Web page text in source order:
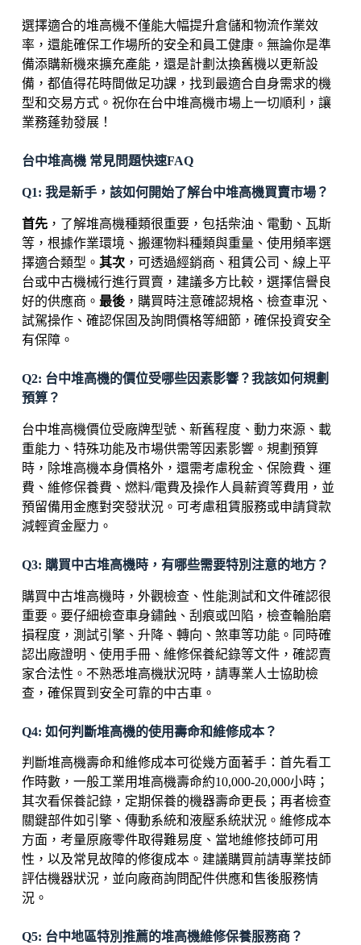
選擇適合的堆高機不僅能大幅提升倉儲和物流作業效
率，還能確保工作場所的安全和員工健康。無論你是準
備添購新機來擴充產能，還是計劃汰換舊機以更新設
備，都值得花時間做足功課，找到最適合自身需求的機
型和交易方式。祝你在台中堆高機市場上一切順利，讓
業務蓬勃發展！
台中堆高機 常見問題快速FAQ
Q1: 我是新手，該如何開始了解台中堆高機買賣市場？
首先，了解堆高機種類很重要，包括柴油、電動、瓦斯
等，根據作業環境、搬運物料種類與重量、使用頻率選
擇適合類型。 其次，可透過經銷商、租賃公司、線上平
台或中古機械行進行買賣，建議多方比較，選擇信譽良
好的供應商。 最後，購買時注意確認規格、檢查車況、
試駕操作、確認保固及詢問價格等細節，確保投資安全
有保障。
Q2: 台中堆高機的價位受哪些因素影響？我該如何規劃
預算？
台中堆高機價位受廠牌型號、新舊程度、動力來源、載
重能力、特殊功能及市場供需等因素影響。規劃預算
時，除堆高機本身價格外，還需考慮稅金、保險費、運
費、維修保養費、燃料/電費及操作人員薪資等費用，並
預留備用金應對突發狀況。可考慮租賃服務或申請貸款
減輕資金壓力。
Q3: 購買中古堆高機時，有哪些需要特別注意的地方？
購買中古堆高機時，外觀檢查、性能測試和文件確認很
重要。要仔細檢查車身鏽蝕、刮痕或凹陷，檢查輪胎磨
損程度，測試引擎、升降、轉向、煞車等功能。同時確
認出廠證明、使用手冊、維修保養紀錄等文件，確認賣
家合法性。不熟悉堆高機狀況時，請專業人士協助檢
查，確保買到安全可靠的中古車。
Q4: 如何判斷堆高機的使用壽命和維修成本？
判斷堆高機壽命和維修成本可從幾方面著手：首先看工
作時數，一般工業用堆高機壽命約10,000-20,000小時；
其次看保養記錄，定期保養的機器壽命更長；再者檢查
關鍵部件如引擎、傳動系統和液壓系統狀況。維修成本
方面，考量原廠零件取得難易度、當地維修技師可用
性，以及常見故障的修復成本。建議購買前請專業技師
評估機器狀況，並向廠商詢問配件供應和售後服務情
況。
Q5: 台中地區特別推薦的堆高機維修保養服務商？